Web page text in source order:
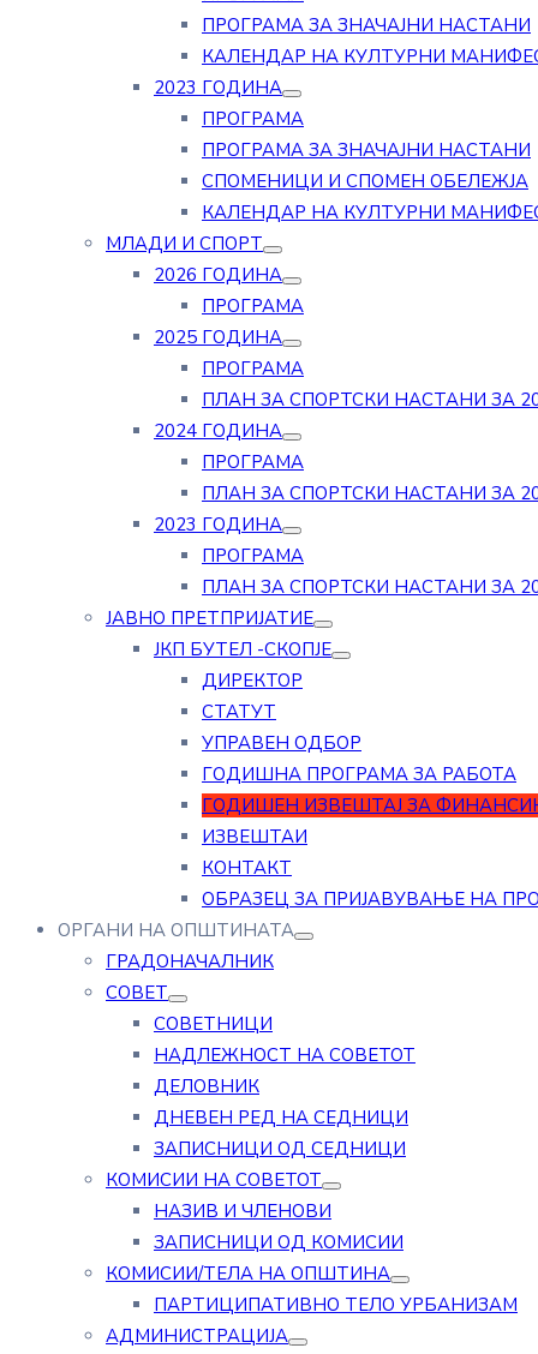
ПРОГРАМА ЗА ЗНАЧАЈНИ НАСТАНИ
КАЛЕНДАР НА КУЛТУРНИ
2023 ГОДИНА
ПРОГРАМА
ПРОГРАМА ЗА ЗНАЧАЈНИ НАСТАНИ
СПОМЕНИЦИ И СПОМЕН ОБЕЛЕЖЈА
КАЛЕНДАР НА КУЛТУРНИ
МЛАДИ И СПОРТ
2026 ГОДИНА
ПРОГРАМА
2025 ГОДИНА
ПРОГРАМА
ПЛАН ЗА СПОРТСКИ НАСТАНИ ЗА
2024 ГОДИНА
ПРОГРАМА
ПЛАН ЗА СПОРТСКИ НАСТАНИ ЗА
2023 ГОДИНА
ПРОГРАМА
ПЛАН ЗА СПОРТСКИ НАСТАНИ ЗА
ЈАВНО ПРЕТПРИЈАТИЕ
ЈКП БУТЕЛ -СКОПЈЕ
ДИРЕКТОР
СТАТУТ
УПРАВЕН ОДБОР
ГОДИШНА ПРОГРАМА ЗА РАБОТА
ГОДИШЕН ИЗВЕШТАЈ ЗА
ИЗВЕШТАИ
КОНТАКТ
ОБРАЗЕЦ ЗА ПРИЈАВУВАЊЕ НА
ОРГАНИ НА ОПШТИНАТА
ГРАДОНАЧАЛНИК
СОВЕТ
СОВЕТНИЦИ
НАДЛЕЖНОСТ НА СОВЕТОТ
ДЕЛОВНИК
ДНЕВЕН РЕД НА СЕДНИЦИ
ЗАПИСНИЦИ ОД СЕДНИЦИ
КОМИСИИ НА СОВЕТОТ
НАЗИВ И ЧЛЕНОВИ
ЗАПИСНИЦИ ОД КОМИСИИ
КОМИСИИ/ТЕЛА НА ОПШТИНА
ПАРТИЦИПАТИВНО ТЕЛО УРБАНИЗАМ
АДМИНИСТРАЦИЈА